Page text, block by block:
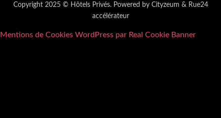
Copyright 2025 © Hôtels Privés. Powered by Cityzeum & Rue24
accélérateur
Mentions de Cookies WordPress par Real Cookie Banner